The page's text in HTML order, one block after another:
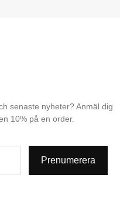
senaste nyheter? Anmäl dig
10% på en order.
Prenumerera